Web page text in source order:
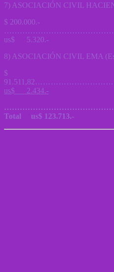
7) ASOCIACIÓN CIVIL
$ 200.000.-
us$ 5.320.-
8) ASOCIACIÓN CIVIL EMA
$
us$ 2.434.-
Total us$ 123.713.-